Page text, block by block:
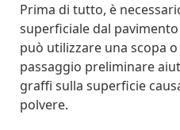
Prima di tutto, è
superficiale dal
può utilizzare una scopa
passaggio preliminare
graffi sulla superficie
polvere.